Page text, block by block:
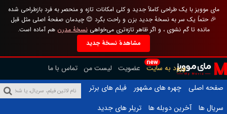
مای موویز با یک طراحی کاملاً جدید و کلی امکانات تازه و منحصر به فرد بازطراحی شده
🎉 حتماً یک سر به نسخهٔ جدید بزن و راحت بگرد 😊 چیدمان صفحهٔ اصلی مثل قبل
مانده تا گم نشوی ، و اگر ظاهر تازه‌تری می‌خواهینسخهٔ مدرن هم آماده است.
مشاهدهٔ نسخهٔ جدید
new
ورود به سایت عضویت لیست من تماس با ما
صفحه اصلی
چهره های مشهور
فیلم های برتر
سریال ها
آخرین دوبله ها تریلر های جدید